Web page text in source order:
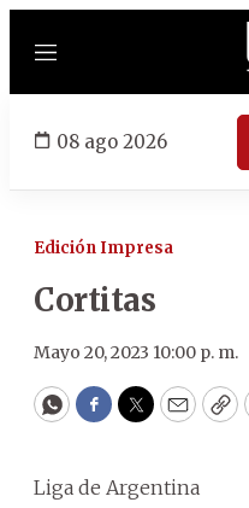
Menú
08 ago 2026
Edición Impresa
Cortitas
Mayo 20, 2023 10:00 p. m.
WhatsApp
Facebook
Twitter
Email
Liga de Argentina